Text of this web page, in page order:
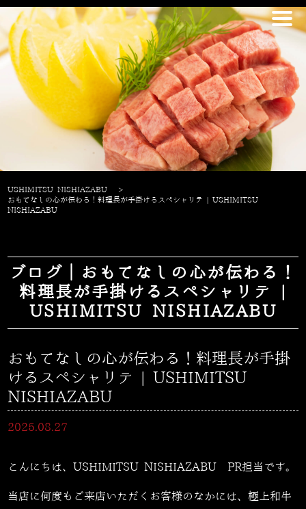
USHIMITSU NISHIAZABU
>
おもてなしの心が伝わる！料理長が手掛けるスペシャリテ | USHIMITSU
NISHIAZABU
ブログ｜おもてなしの心が伝わる！
料理長が手掛けるスペシャリテ |
USHIMITSU NISHIAZABU
おもてなしの心が伝わる！料理長が手掛
けるスペシャリテ | USHIMITSU
NISHIAZABU
2025.08.27
こんにちは、USHIMITSU NISHIAZABU PR担当です。
当店に何度もご来店いただくお客様のなかには、極上和牛